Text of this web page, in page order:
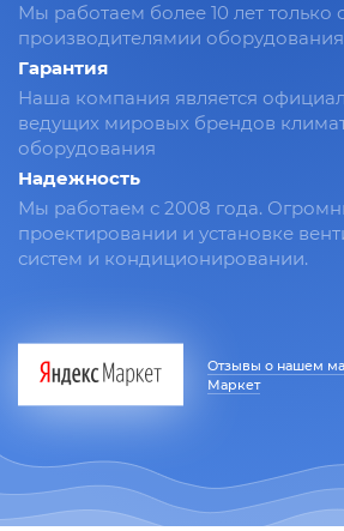
Мы работаем более 10 лет
производителямии оборудования
Гарантия
Наша компания является
ведущих мировых брендов
оборудования
Надежность
Мы работаем с 2008 года.
проектировании и установке
систем и кондиционировании.
Отзывы о нашем
Маркет